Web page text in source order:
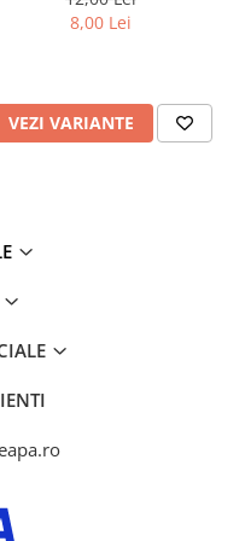
8,00 Lei
VEZI VARIANTE